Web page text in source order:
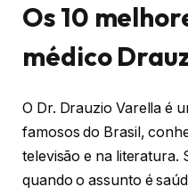
Os 10
médico
O Dr. Drauzio Varella é
famosos do Brasil,
televisão e na literatura.
quando o assunto é